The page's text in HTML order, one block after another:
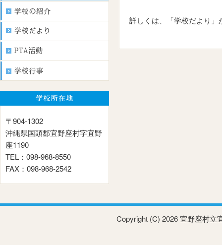
〒904-1302
沖縄県国頭郡宜野座村字宜野
座1190
TEL：098-968-8550
FAX：098-968-2542
詳しくは、「学校だより
Copyright (C) 2026 宜野座村立